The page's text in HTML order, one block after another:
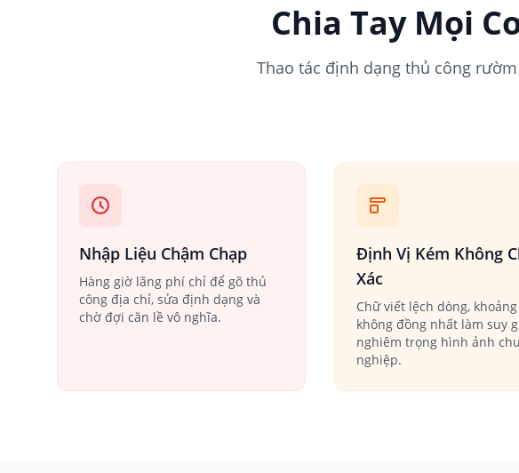
Chia Tay Mọi
Thao tác định dạng thủ công
Nhập Liệu Chậm Chạp
Hàng giờ lãng phí chỉ để gõ thủ
công địa chỉ, sửa định dạng và
chờ đợi căn lề vô nghĩa.
Định Vị Kém Không
Xác
Chữ viết lệch dòng,
không đồng nhất làm suy
nghiêm trọng hình ảnh
nghiệp.